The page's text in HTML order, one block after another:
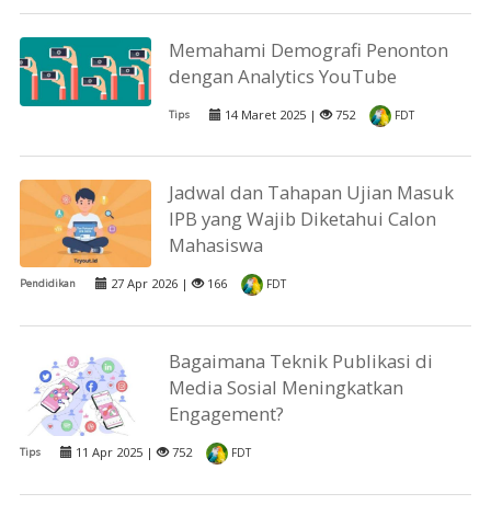
Memahami Demografi Penonton
dengan Analytics YouTube
Tips 14 Maret 2025 | 752 FDT
Jadwal dan Tahapan Ujian Masuk
IPB yang Wajib Diketahui Calon
Mahasiswa
Pendidikan 27 Apr 2026 | 166 FDT
Bagaimana Teknik Publikasi di
Media Sosial Meningkatkan
Engagement?
Tips 11 Apr 2025 | 752 FDT